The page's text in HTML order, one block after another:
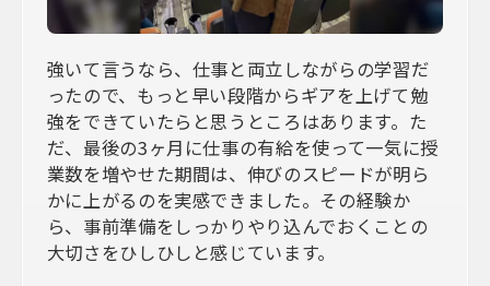
強いて言うなら、仕事と両立しながらの学習だ
ったので、もっと早い段階からギアを上げて勉
強をできていたらと思うところはあります。た
だ、最後の3ヶ月に仕事の有給を使って一気に授
業数を増やせた期間は、伸びのスピードが明ら
かに上がるのを実感できました。その経験か
ら、事前準備をしっかりやり込んでおくことの
大切さをひしひしと感じています。